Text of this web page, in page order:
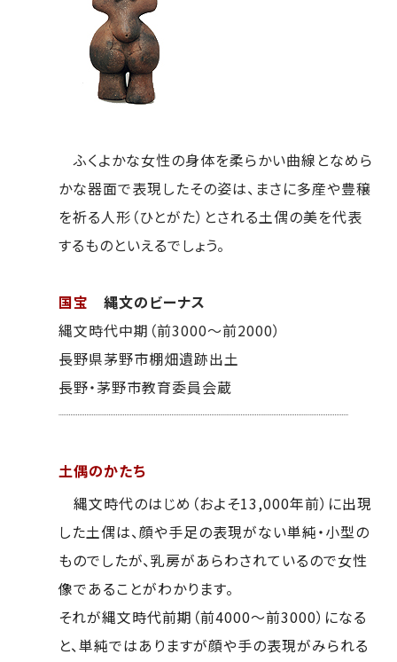
ふくよかな女性の身体を柔らかい曲線となめら
かな器面で表現したその姿は、まさに多産や豊穣
を祈る人形（ひとがた）とされる土偶の美を代表
するものといえるでしょう。
国宝 縄文のビーナス
縄文時代中期（前3000～前2000）
長野県茅野市棚畑遺跡出土
長野・茅野市教育委員会蔵
土偶のかたち
縄文時代のはじめ（およそ13,000年前）に出現
した土偶は、顔や手足の表現がない単純・小型の
ものでしたが、乳房があらわされているので女性
像であることがわかります。
それが縄文時代前期（前4000～前3000）になる
と、単純ではありますが顔や手の表現がみられる